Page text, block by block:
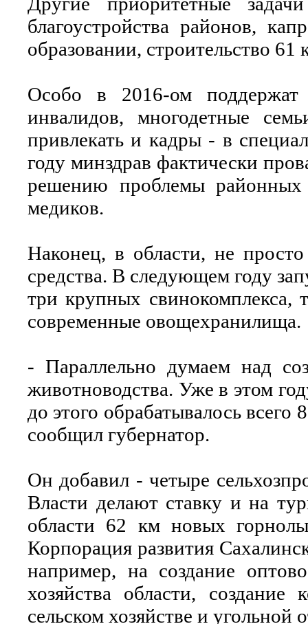
благоустройства районов,
образовании, строительство 61
Особо в 2016-ом поддержат
инвалидов, многодетные
привлекать и кадры - в
году минздрав фактически
решению проблемы районных
медиков.
Наконец, в области, не
средства. В следующем году
три крупных
современные овощехранилища.
- Параллельно думаем над
животноводства. Уже в этом
до этого обрабатывалось
сообщил губернатор.
Он добавил - четыре
Власти делают ставку и на
области 62 км новых
Корпорация развития
например, на создание
хозяйства области, создание
сельском хозяйстве и угольной